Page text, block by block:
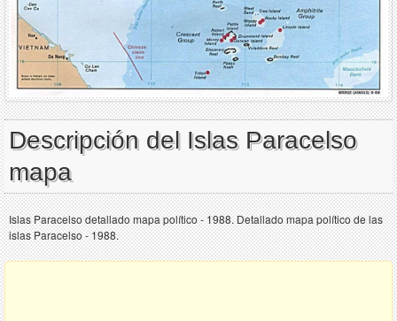
Descripción del Islas Paracelso
mapa
Islas Paracelso detallado mapa político - 1988. Detallado mapa político de las
islas Paracelso - 1988.